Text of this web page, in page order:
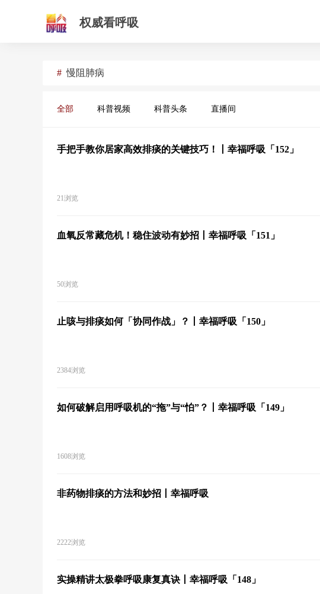
权威看呼吸
# 慢阻肺病
全部 科普视频 科普头条 直播间
手把手教你居家高效排痰的关键技巧！丨幸福呼吸「152」
21浏览
血氧反常藏危机！稳住波动有妙招丨幸福呼吸「151」
50浏览
止咳与排痰如何「协同作战」？丨幸福呼吸「150」
2384浏览
如何破解启用呼吸机的“拖”与“怕”？丨幸福呼吸「149」
1608浏览
非药物排痰的方法和妙招丨幸福呼吸
2222浏览
实操精讲太极拳呼吸康复真诀丨幸福呼吸「148」